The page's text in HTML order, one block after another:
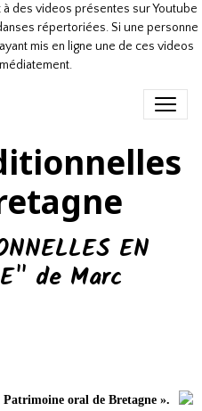
des videos présentes sur Youtube
répertoriées. Si une personne
mis en ligne une de ces videos
EN
de Marc
oral de Bretagne ».